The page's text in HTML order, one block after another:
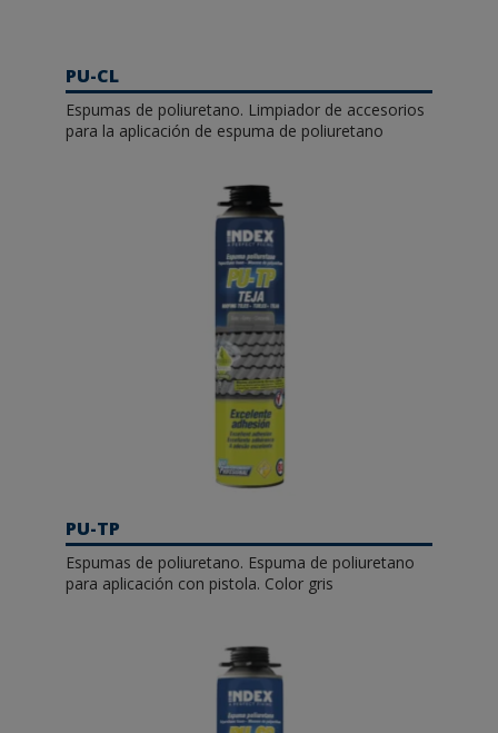
PU-CL
Espumas de poliuretano. Limpiador de accesorios
para la aplicación de espuma de poliuretano
PU-TP
Espumas de poliuretano. Espuma de poliuretano
para aplicación con pistola. Color gris